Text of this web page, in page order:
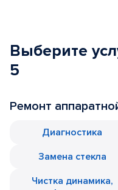
Выберите
5
Ремонт
Диагностика
Замена стекла
Чистка динамика,